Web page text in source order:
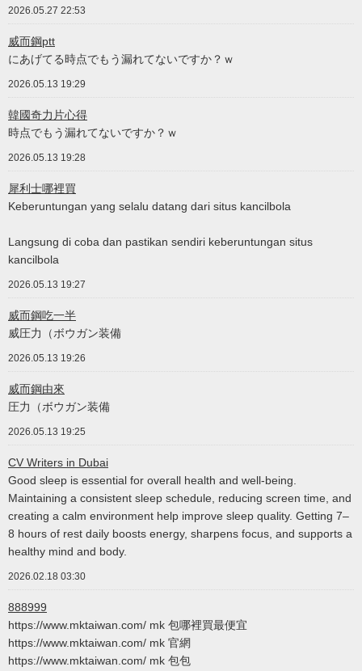
2026.05.27 22:53
威而鋼ptt
にあげてる時点でもう漏れてないですか？ｗ
2026.05.13 19:29
韓國奇力片心得
時点でもう漏れてないですか？ｗ
2026.05.13 19:28
犀利士哪裡買
Keberuntungan yang selalu datang dari situs kancilbola
Langsung di coba dan pastikan sendiri keberuntungan situs
kancilbola
2026.05.13 19:27
威而鋼吃一半
威圧力（ボウガン装備
2026.05.13 19:26
威而鋼由來
圧力（ボウガン装備
2026.05.13 19:25
CV Writers in Dubai
Good sleep is essential for overall health and well-being.
Maintaining a consistent sleep schedule, reducing screen time, and
creating a calm environment help improve sleep quality. Getting 7–
8 hours of rest daily boosts energy, sharpens focus, and supports a
healthy mind and body.
2026.02.18 03:30
888999
https://www.mktaiwan.com/ mk 包哪裡買最便宜
https://www.mktaiwan.com/ mk 官網
https://www.mktaiwan.com/ mk 包包